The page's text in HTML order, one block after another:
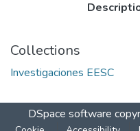
Collections
Investigaciones EESC
DSpace software